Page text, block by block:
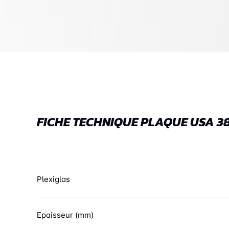
FICHE TECHNIQUE PLAQUE USA
Plexiglas
Epaisseur (mm)